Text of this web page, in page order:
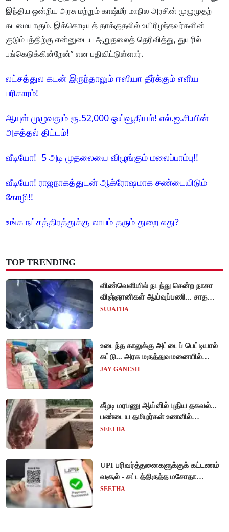
இந்திய ஒன்றிய அரசு மற்றும் காஷ்மீர் மாநில அரசின் முழுமுதற்
கடமையாகும். இக்கொடியத் தாக்குதலில் உயிரிழந்தவர்களின்
குடும்பத்திற்கு என்னுடைய ஆறுதலைத் தெரிவித்து, துயரில்
பங்கெடுக்கின்றேன்” என பதிவிட்டுள்ளார்.
லட்சத்துல கடன் இருந்தாலும் ஈஸியா தீர்க்கும் எளிய
பரிகாரம்!
ஆயுள் முழுவதும் ரூ.52,000 ஓய்வூதியம்! எல்.ஐ.சி.யின்
அசத்தல் திட்டம்!
வீடியோ! 5 அடி முதலையை விழுங்கும் மலைப்பாம்பு!!
வீடியோ! ராஜநாகத்துடன் ஆக்ரோஷமாக சண்டையிடும்
கோழி!!
உங்க நட்சத்திரத்துக்கு லாபம் தரும் துறை எது?
TOP TRENDING
விண்வெளியில் நடந்து சென்ற நாசா
விஞ்ஞானிகள் ஆய்வுப்பணி... சாதனை
!
SUJATHA
உடைந்த காலுக்கு அட்டைப் பெட்டியால்
கட்டு... அரசு மருத்துவமனையில்
விநோத சிகிச்சை... அதிர்ச்சி வீடியோ!
JAY GANESH
கீழடி மரபணு ஆய்வில் புதிய தகவல்...
பண்டைய தமிழர்கள் உணவில்
அதிகளவு இறைச்சி பயன்பாடு!
SEETHA
UPI பரிவர்த்தனைகளுக்குக் கட்டணம்
வசூல் - சட்டத்திருத்த மசோதா
நிறைவேற்றம்!
SEETHA